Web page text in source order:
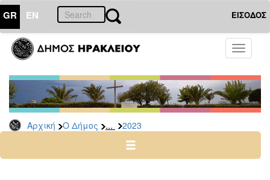
GR EN ΕΙΣΟΔΟΣ
Toggle
Αρχική Ο Δήμος ... 2023
ΔΗΜΟΣ
Δελτία
Τύπου
Αρχείο
2026
2024